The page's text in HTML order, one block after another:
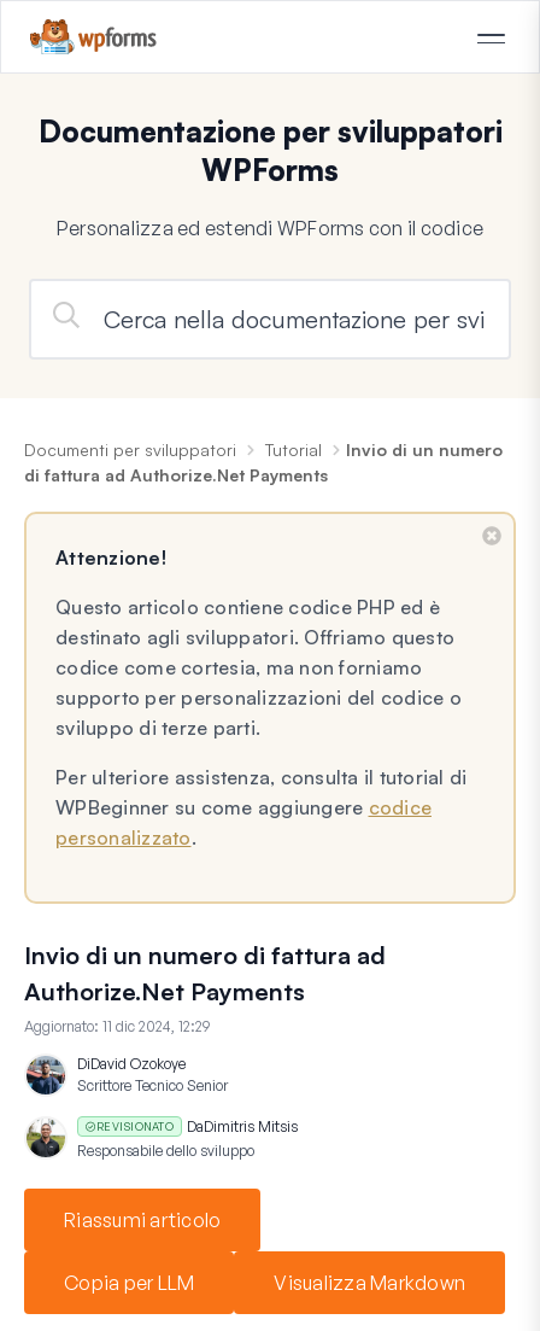
Documentazione per sviluppatori
WPForms
Personalizza ed estendi WPForms con il codice
Documenti per sviluppatori Tutorial
Invio di un numero
di fattura ad Authorize.Net Payments
Attenzione!
Questo articolo contiene codice PHP ed è
destinato agli sviluppatori. Offriamo questo
codice come cortesia, ma non forniamo
supporto per personalizzazioni del codice o
sviluppo di terze parti.
Per ulteriore assistenza, consulta il tutorial di
WPBeginner su come aggiungere codice
personalizzato.
Invio di un numero di fattura ad
Authorize.Net Payments
Aggiornato: 11 dic 2024, 12:29
DiDavid Ozokoye
Scrittore Tecnico Senior
REVISIONATO DaDimitris Mitsis
Responsabile dello sviluppo
Riassumi articolo
Copia per LLM Visualizza Markdown